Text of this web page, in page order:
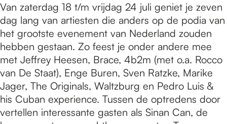
Van zaterdag 18 t/m vrijdag 24 juli geniet je zeven
dag lang van artiesten die anders op de podia van
het grootste evenement van Nederland zouden
hebben gestaan. Zo feest je onder andere mee
met Jeffrey Heesen, Brace, 4b2m (met o.a. Rocco
van De Staat), Enge Buren, Sven Ratzke, Marike
Jager, The Originals, Waltzburg en Pedro Luis &
his Cuban experience. Tussen de optredens door
vertellen interessante gasten als Sinan Can, de